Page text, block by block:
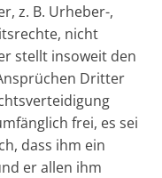
z. B. Urheber-,
nicht
stellt insoweit den
Dritter
frei, es sei
dass ihm ein
er allen ihm